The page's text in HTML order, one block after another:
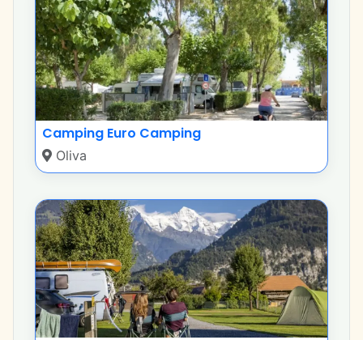
Camping Euro Camping
Oliva